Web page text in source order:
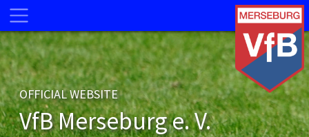
OFFICIAL WEBSITE
VfB Merseburg e. V.